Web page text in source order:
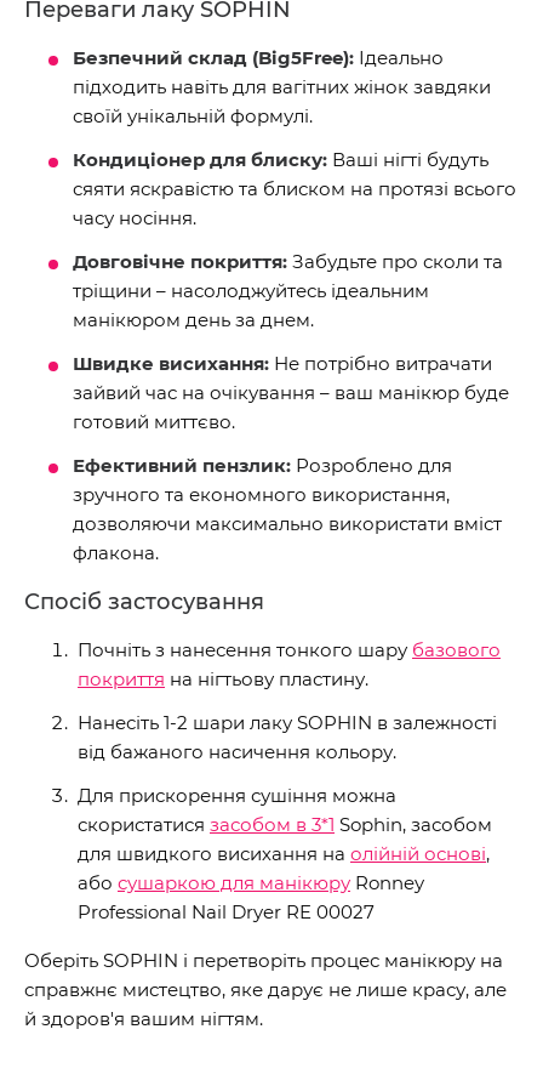
Переваги лаку SOPHIN
Безпечний склад (Big5Free): Ідеально
підходить навіть для вагітних жінок завдяки
своїй унікальній формулі.
Кондиціонер для блиску: Ваші нігті будуть
сяяти яскравістю та блиском на протязі всього
часу носіння.
Довговічне покриття: Забудьте про сколи та
тріщини – насолоджуйтесь ідеальним
манікюром день за днем.
Швидке висихання: Не потрібно витрачати
зайвий час на очікування – ваш манікюр буде
готовий миттєво.
Ефективний пензлик: Розроблено для
зручного та економного використання,
дозволяючи максимально використати вміст
флакона.
Спосіб застосування
Почніть з нанесення тонкого шару базового
покриття на нігтьову пластину.
Нанесіть 1-2 шари лаку SOPHIN в залежності
від бажаного насичення кольору.
Для прискорення сушіння можна
скористатися засобом в 3*1 Sophin, засобом
для швидкого висихання на олійній основі,
або сушаркою для манікюру Ronney
Professional Nail Dryer RE 00027
Оберіть SOPHIN і перетворіть процес манікюру на
справжнє мистецтво, яке дарує не лише красу, але
й здоров'я вашим нігтям.